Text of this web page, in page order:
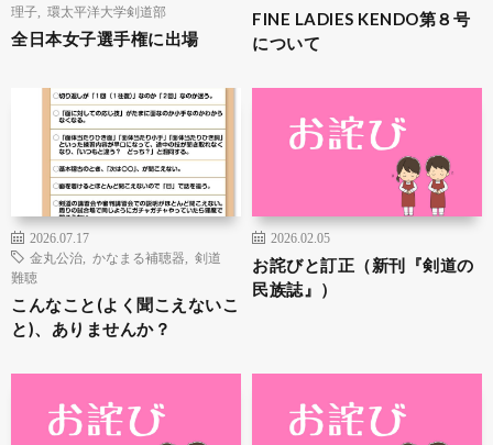
理子
環太平洋大学剣道部
全日本女子選手権に出場
FINE LADIES KENDO第８号
について
2026.07.17
金丸公治
かなまる補聴器
剣道
難聴
こんなこと(よく聞こえないこ
と)、ありませんか？
2026.02.05
お詫びと訂正（新刊『剣道の
民族誌』）